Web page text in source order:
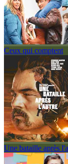
Ceux qui comptent
Une bataille après